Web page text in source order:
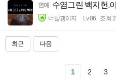
연예 수염그린 백지헌.
너빨갱이지 Lv.86 조회
최근 다음
1 2 3